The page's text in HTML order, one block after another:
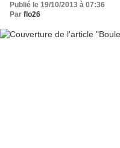
Publié le 19/10/2013 à 07:36
Par flo26